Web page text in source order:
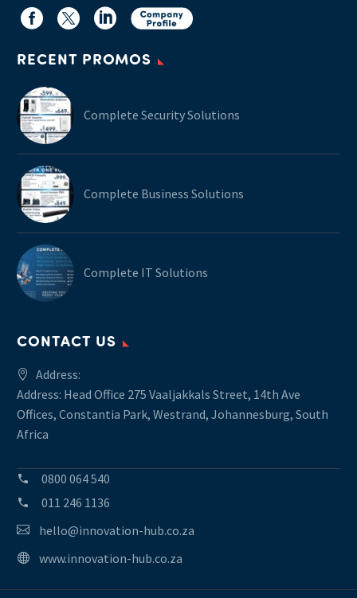
RECENT PROMOS
Complete Security Solutions
Complete Business Solutions
Complete IT Solutions
CONTACT US
Address:
Address: Head Office 275 Vaaljakkals Street, 14th Ave
Offices, Constantia Park, Westrand, Johannesburg, South
Africa
0800 064 540
011 246 1136
hello@innovation-hub.co.za
www.innovation-hub.co.za